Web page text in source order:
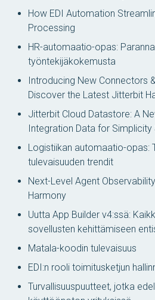
How EDI Automation
Processing
HR-automaatio-opas:
työntekijäkokemusta
Introducing New Connectors
Discover the Latest Jitterbit
Jitterbit Cloud Datastore: A
Integration Data for
Logistiikan automaatio-opas:
tulevaisuuden trendit
Next-Level Agent
Harmony
Uutta App Builder v4:ssä:
sovellusten kehittämiseen
Matala-koodin tulevaisuus
EDI:n rooli toimitusketjun
Turvallisuuspuutteet, jotka